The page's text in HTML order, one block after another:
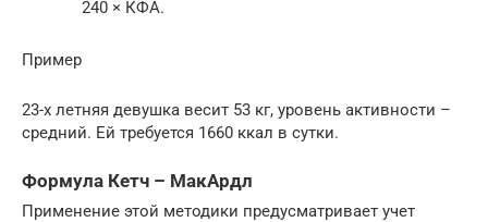
240 × КФА.
Пример
23-х летняя девушка весит 53 кг, уровень активности –
средний. Ей требуется 1660 ккал в сутки.
Формула Кетч – МакАрдл
Применение этой методики предусматривает учет